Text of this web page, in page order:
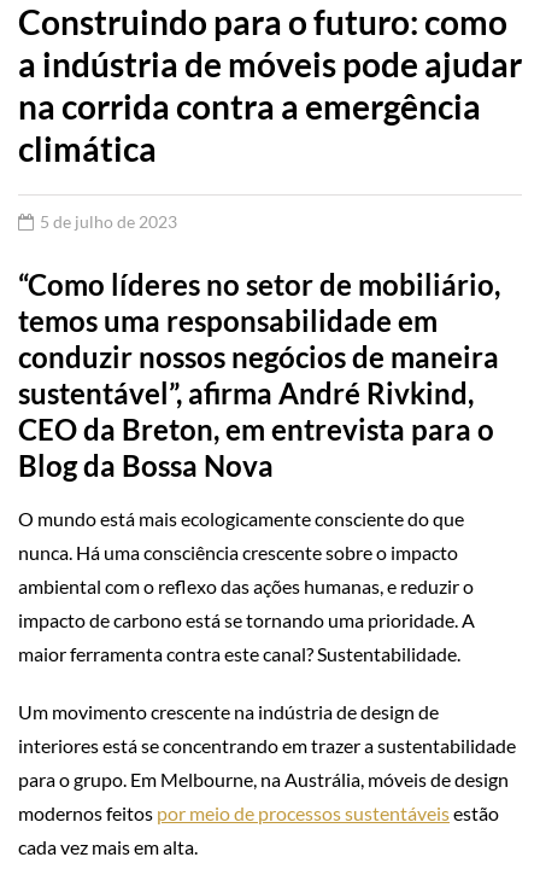
Construindo para o futuro: como
a indústria de móveis pode ajudar
na corrida contra a emergência
climática
5 de julho de 2023
“Como líderes no setor de mobiliário,
temos uma responsabilidade em
conduzir nossos negócios de maneira
sustentável”, afirma André Rivkind,
CEO da Breton, em entrevista para o
Blog da Bossa Nova
O mundo está mais ecologicamente consciente do que
nunca. Há uma consciência crescente sobre o impacto
ambiental com o reflexo das ações humanas, e reduzir o
impacto de carbono está se tornando uma prioridade. A
maior ferramenta contra este canal? Sustentabilidade.
Um movimento crescente na indústria de design de
interiores está se concentrando em trazer a sustentabilidade
para o grupo. Em Melbourne, na Austrália, móveis de design
modernos feitos ​​ por meio de processos sustentáveis​​estão
cada vez mais em alta.